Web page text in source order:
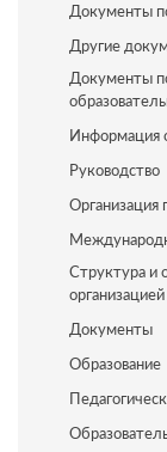
Документы
Другие
Документы
Информация
Руководство
Организация
Структура и
организацией
Документы
Образование